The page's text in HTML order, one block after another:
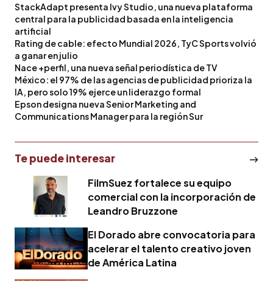
StackAdapt presenta Ivy Studio, una nueva plataforma
central para la publicidad basada en la inteligencia
artificial
Rating de cable: efecto Mundial 2026, TyC Sports volvió
a ganar en julio
Nace +perfil, una nueva señal periodística de TV
México: el 97% de las agencias de publicidad prioriza la
IA, pero solo 19% ejerce un liderazgo formal
Epson designa nueva Senior Marketing and
Communications Manager para la región Sur
Te puede interesar
FilmSuez fortalece su equipo
comercial con la incorporación de
Leandro Bruzzone
El Dorado abre convocatoria para
acelerar el talento creativo joven
de América Latina